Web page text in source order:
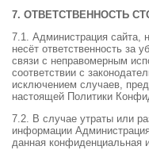
7. ОТВЕТСТВЕННОСТЬ
7.1. Администрация сайта,
несёт ответственность за
связи с неправомерным
соответствии с
исключением случаев,
настоящей Политики
7.2. В случае утраты или
информации
данная конфиденциальная